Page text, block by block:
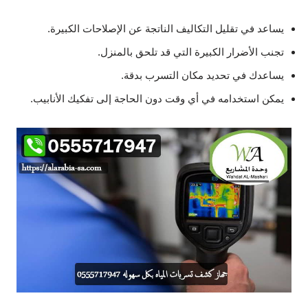
يساعد في تقليل التكاليف الناتجة عن الإصلاحات الكبيرة.
تجنب الأضرار الكبيرة التي قد تلحق بالمنزل.
يساعدك في تحديد مكان التسرب بدقة.
يمكن استخدامه في أي وقت دون الحاجة إلى تفكيك الأنابيب.